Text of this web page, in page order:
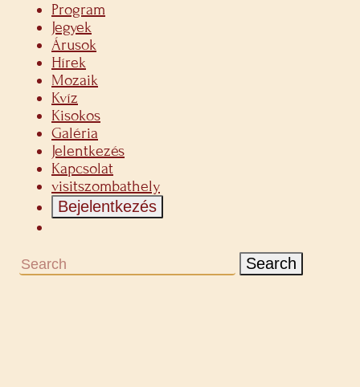
Program
Jegyek
Árusok
Hírek
Mozaik
Kvíz
Kisokos
Galéria
Jelentkezés
Kapcsolat
visitszombathely
Bejelentkezés
Search